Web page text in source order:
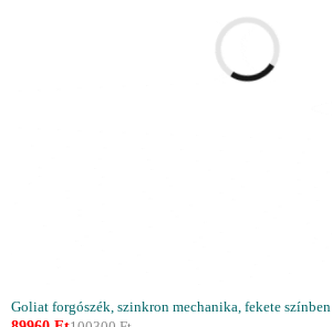
Goliat forgószék, szinkron mechanika, fekete színben